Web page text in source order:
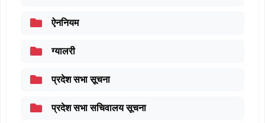
ऐननियम
ग्यालरी
प्रदेश सभा सूचना
प्रदेश सभा सचिवालय सूचना